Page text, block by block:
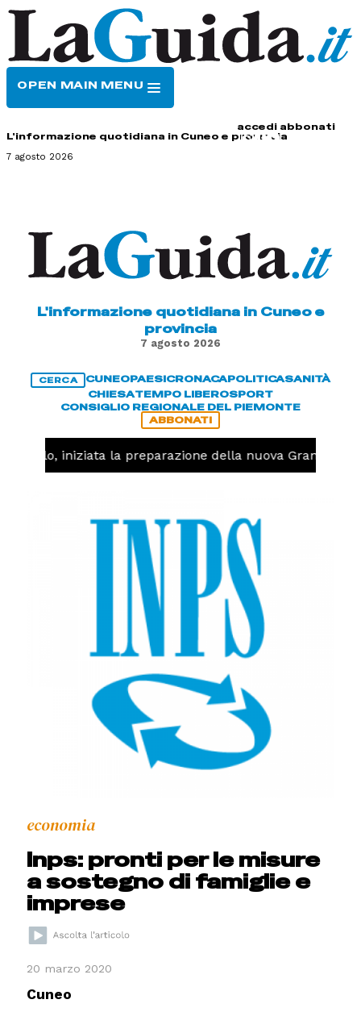
OPEN MAIN MENU
accedi abbonati
L'informazione quotidiana in Cuneo e provincia
7 agosto 2026
L'informazione quotidiana in Cuneo e
provincia
7 agosto 2026
CERCA CUNEOPAESICRONACAPOLITICASANITÀ
CHIESATEMPO LIBEROSPORT
CONSIGLIO REGIONALE DEL PIEMONTE
ABBONATI
iniziata la preparazione della nuova Granda
economia
Inps: pronti per le misure
a sostegno di famiglie e
imprese
20 marzo 2020
Cuneo